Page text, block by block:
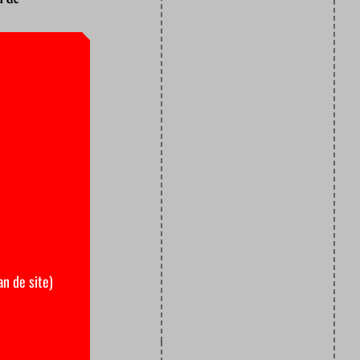
niet
gezet.
zijn
altijd
toegang
behoren.
de site)